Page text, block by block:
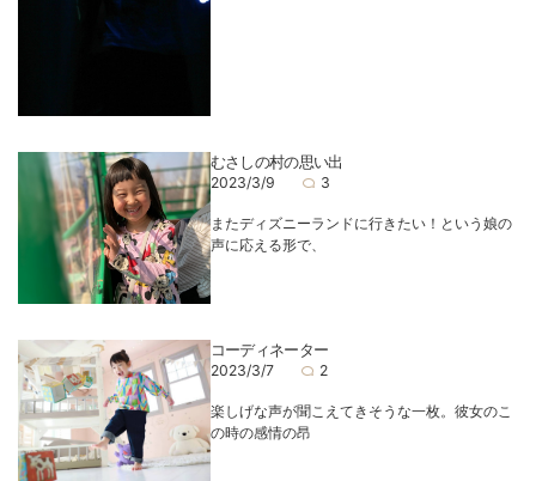
むさしの村の思い出
2023/3/9 3
またディズニーランドに行きたい！という娘の
声に応える形で、
コーディネーター
2023/3/7 2
楽しげな声が聞こえてきそうな一枚。彼女のこ
の時の感情の昂